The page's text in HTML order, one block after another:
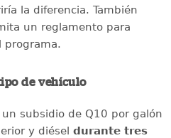
la diferencia. También
un reglamento para
programa.
de vehículo
subsidio de Q10 por galón
y diésel durante tres